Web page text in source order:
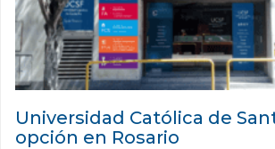
Universidad Católica de
opción en Rosario